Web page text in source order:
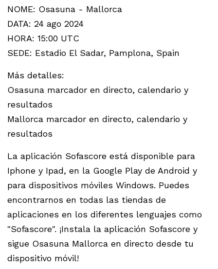
NOME: Osasuna - Mallorca
DATA: 24 ago 2024
HORA: 15:00 UTC
SEDE: Estadio El Sadar, Pamplona, Spain
Más detalles:
Osasuna marcador en directo, calendario y
resultados
Mallorca marcador en directo, calendario y
resultados
La aplicación Sofascore está disponible para
Iphone y Ipad, en la Google Play de Android y
para dispositivos móviles Windows. Puedes
encontrarnos en todas las tiendas de
aplicaciones en los diferentes lenguajes como
"Sofascore". ¡Instala la aplicación Sofascore y
sigue Osasuna Mallorca en directo desde tu
dispositivo móvil!